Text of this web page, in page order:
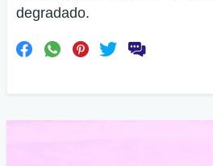
degradado.